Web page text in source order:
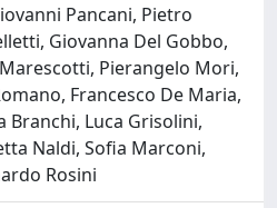
Pancani, Pietro
Giovanna Del Gobbo,
Pierangelo Mori,
Francesco De Maria,
Branchi, Luca Grisolini,
Naldi, Sofia Marconi,
Rosini